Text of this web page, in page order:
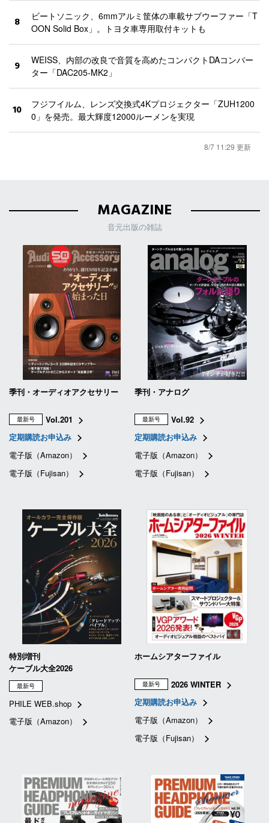
8
ビートソニック、6mmアルミ筐体の車載サブウーファー「T
OON Solid Box」。トヨタ車専用取付キットも
9
WEISS、内部の改良で音質を高めたコンパクトDAコンバー
ター「DAC205-MK2」
10
フジフイルム、レンズ交換式4Kプロジェクター「ZUH1200
0」を発売。最大輝度12000ルーメンを実現
8/7 11:29 更新
MAGAZINE
音元出版の雑誌
季刊・オーディオアクセサリー
最新号
Vol.201
定期購読お申込み
電子版（Amazon）
電子版（Fujisan）
季刊・アナログ
最新号
Vol.92
定期購読お申込み
電子版（Amazon）
電子版（Fujisan）
特別増刊
ケーブル大全2026
最新号
PHILE WEB.shop
電子版（Amazon）
ホームシアターファイル
最新号
2026 WINTER
定期購読お申込み
電子版（Amazon）
電子版（Fujisan）